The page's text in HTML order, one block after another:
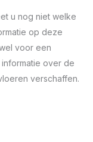
u nog niet welke
op deze
voor een
over de
verschaffen.